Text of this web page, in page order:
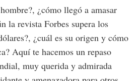
¿cómo llegó a amasar
la revista Forbes supera los
¿cuál es su origen y cómo
Aquí te hacemos un repaso
muy querida y admirada